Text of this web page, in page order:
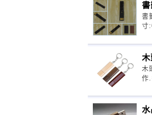
書
寸
木
作.
水晶